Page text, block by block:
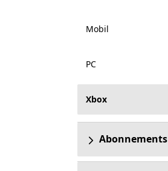
Mobil
PC
Xbox
Abonnements